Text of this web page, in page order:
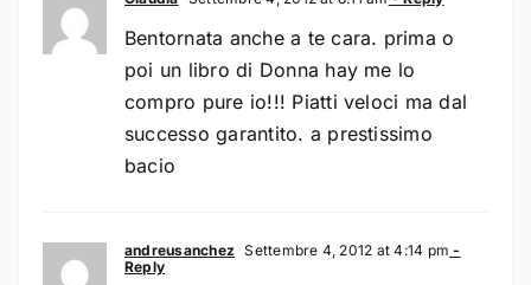
Bentornata anche a te cara. prima o
poi un libro di Donna hay me lo
compro pure io!!! Piatti veloci ma dal
successo garantito. a prestissimo
bacio
andreusanchez Settembre 4, 2012 at 4:14 pm -
Reply